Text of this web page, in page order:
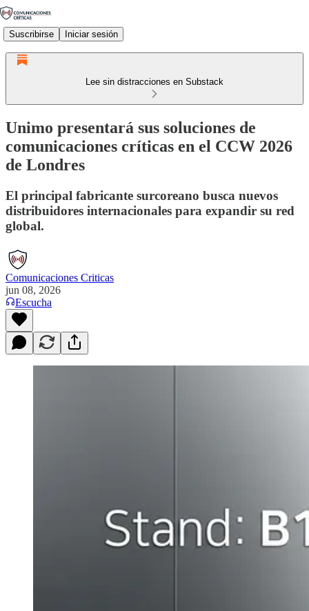
Suscribirse Iniciar sesión
Lee sin distracciones en Substack
Unimo presentará sus soluciones de
comunicaciones críticas en el CCW 2026
de Londres
El principal fabricante surcoreano busca nuevos
distribuidores internacionales para expandir su red
global.
Comunicaciones Criticas
jun 08, 2026
Escucha